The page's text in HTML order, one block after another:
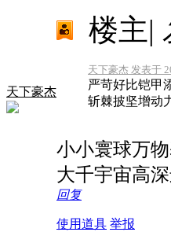
天下豪杰
楼主|
天下豪杰 发表于
严苛好比铠甲
斩棘披坚增动
小小寰球万
大千宇宙高
回复
使用道具 举报